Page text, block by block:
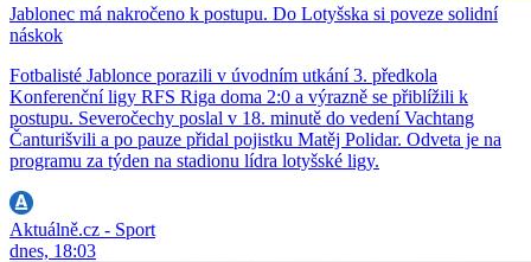
Jablonec má nakročeno k postupu. Do Lotyšska si poveze solidní
náskok
Fotbalisté Jablonce porazili v úvodním utkání 3. předkola
Konferenční ligy RFS Riga doma 2:0 a výrazně se přiblížili k
postupu. Severočechy poslal v 18. minutě do vedení Vachtang
Čanturišvili a po pauze přidal pojistku Matěj Polidar. Odveta je na
programu za týden na stadionu lídra lotyšské ligy.
Aktuálně.cz - Sport
dnes, 18:03